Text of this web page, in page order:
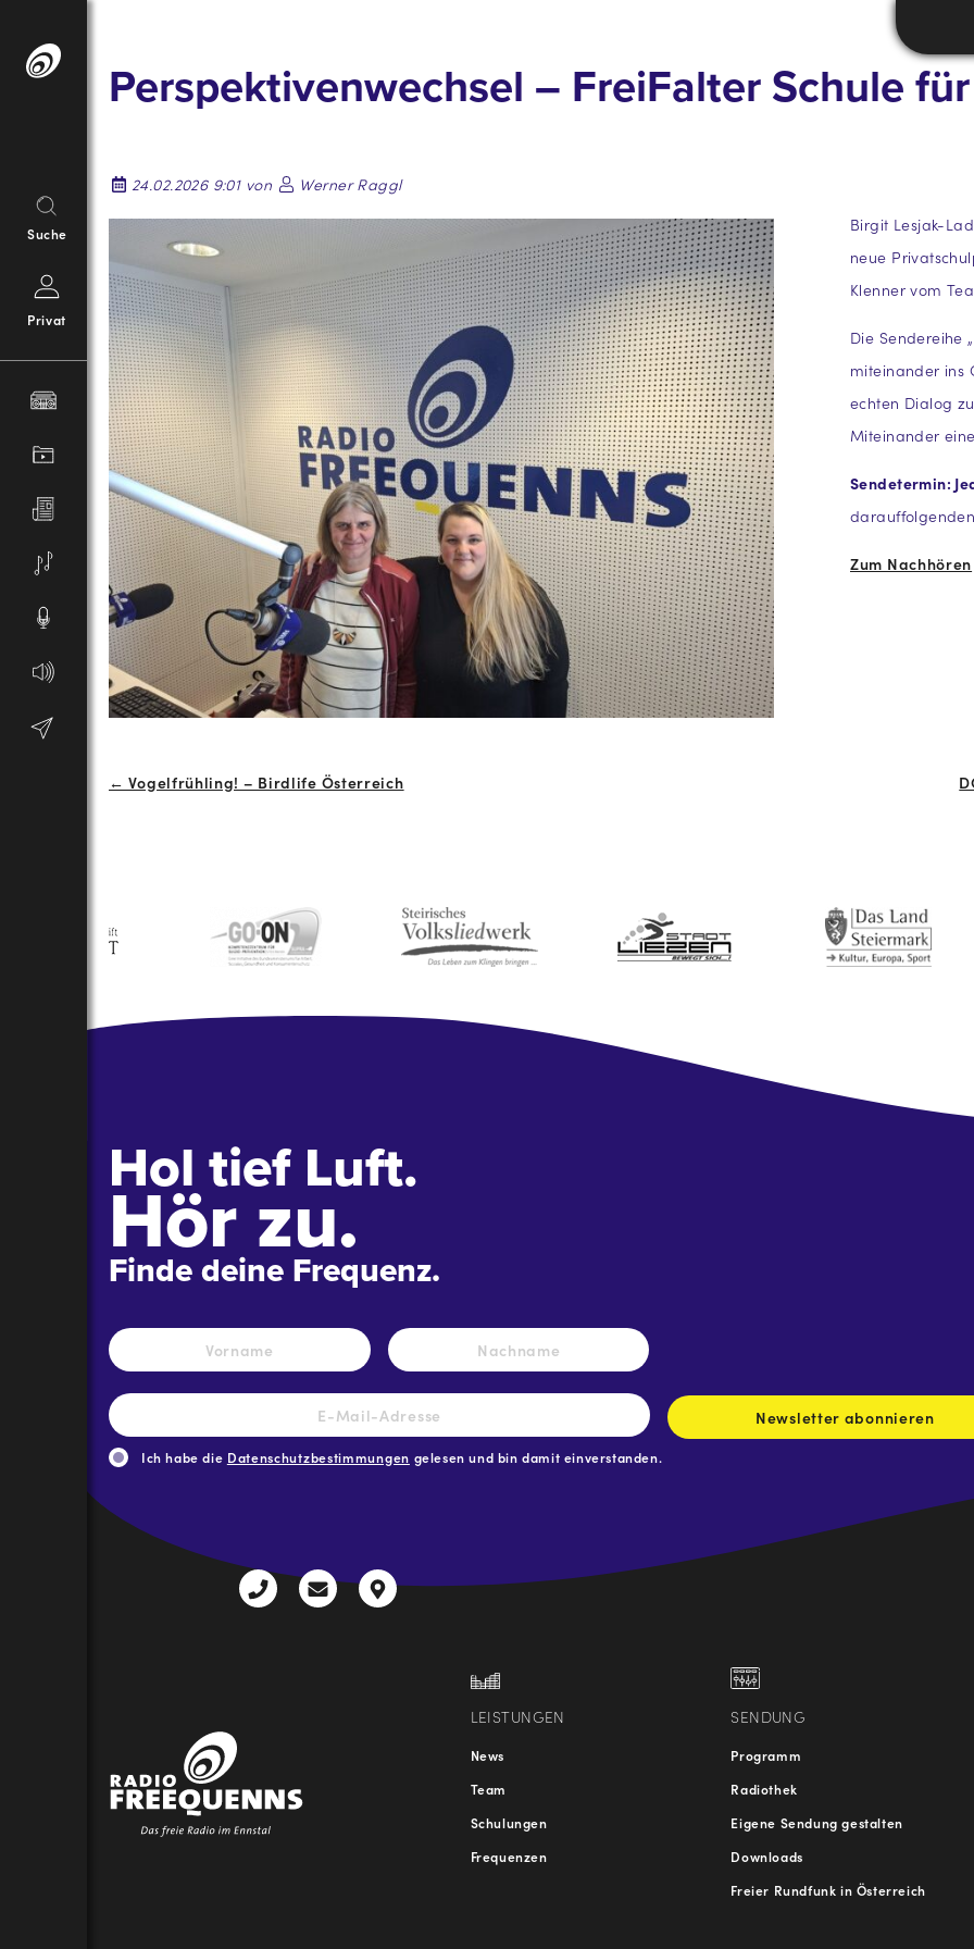
Inhalt
Suche
Privat
Perspektivenwechsel – FreiFalter Schule
24.02.2026 9:01 von
Werner Raggl
Birgit Lesjak-
neue
Klenner vom
Die Sendereihe
miteinander ins
echten Dialog
Miteinander
Sendetermin:
Zum Nachhören
← Vogelfrühling! – Birdlife Österreich
Hol tief Luft.
Hör zu.
Finde deine Frequenz.
Name *
Vorname Nachname
E-
Mail-
Adresse *
Newsletter abonnieren
Ich habe die Datenschutzbestimmungen gelesen und bin damit einverstanden.
+43
radio@freequenns.at
Kulturhausstraße
LEISTUNGEN
News
Team
Schulungen
Frequenzen
SENDUNG
Programm
Radiothek
Eigene Sendung gestalten
Downloads
Freier Rundfunk in Österreich